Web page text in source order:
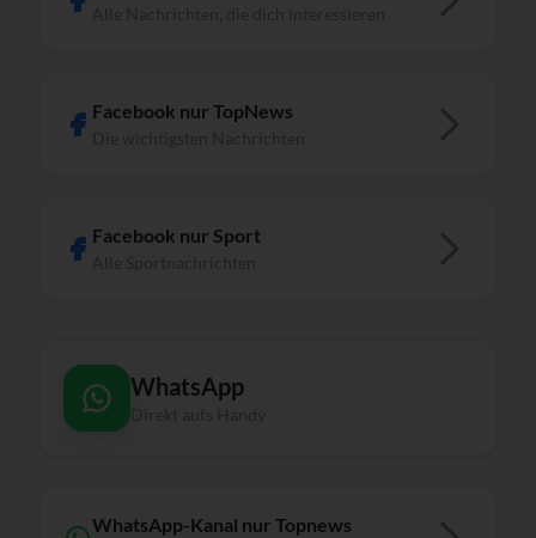
Facebook nur TopNews
Facebook nur Sport
WhatsApp
WhatsApp-Kanal nur Topnews